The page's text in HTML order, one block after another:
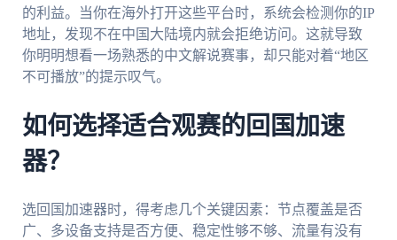
的利益。当你在海外打开这些平台时，系统会检测你的IP
地址，发现不在中国大陆境内就会拒绝访问。这就导致
你明明想看一场熟悉的中文解说赛事，却只能对着“地区
不可播放”的提示叹气。
如何选择适合观赛的回国加速
器？
选回国加速器时，得考虑几个关键因素：节点覆盖是否
广、多设备支持是否方便、稳定性够不够、流量有没有